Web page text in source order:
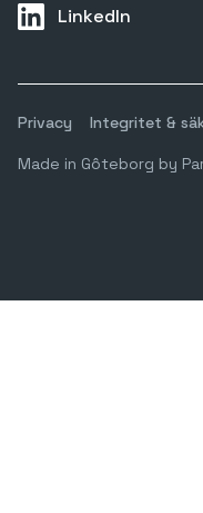
LinkedIn
Made in Gôteborg by
Privacy Integritet &